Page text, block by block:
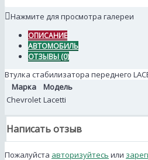
Нажмите для просмотра галереи
ОПИСАНИЕ
АВТОМОБИЛЬ
ОТЗЫВЫ (0)
Втулка стабилизатора переднего
Марка
Модель
Chevrolet Lacetti
Написать отзыв
Пожалуйста авторизуйтесь или